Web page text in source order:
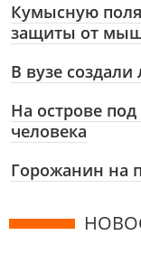
Кумысную
защиты от
В вузе
На острове
человека
Горожанин на